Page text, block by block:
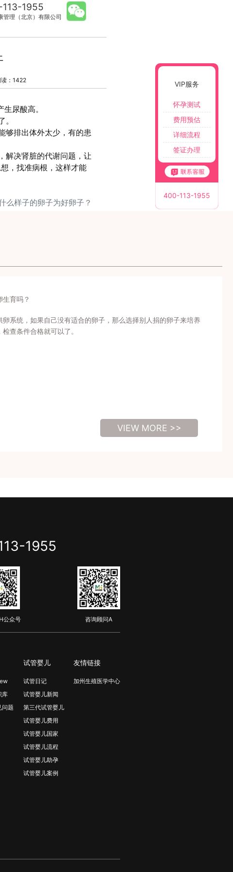
1955
管理（北京）有限公司
：1422
尿酸高。
够排出体外太少，有的患
解决肾脏的代谢问题，让
，找准病根，这样才能
么样子的卵子为好卵子？
育吗？
卵系统，如果自己没有适合的卵子，那么选择别人捐的卵子来培养
查条件合格就可以了。
VIEW MORE >>
1955
公众号 咨询顾问A
库
问题
试管婴儿
试管日记
试管婴儿新闻
第三代试管婴儿
试管婴儿费用
试管婴儿国家
试管婴儿流程
试管婴儿助孕
试管婴儿案例
友情链接
加州生殖医学中心
VIP服务
怀孕测试
费用预估
详细流程
签证办理
400-113-1955